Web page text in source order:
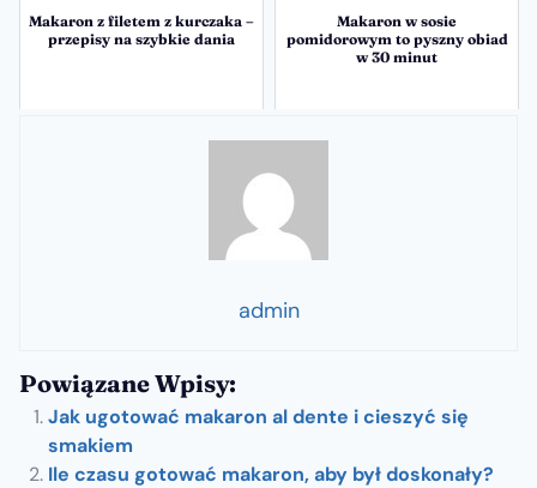
Makaron z filetem z kurczaka –
przepisy na szybkie dania
Makaron w sosie
pomidorowym to pyszny obiad
w 30 minut
admin
Powiązane Wpisy:
Jak ugotować makaron al dente i cieszyć się
smakiem
Ile czasu gotować makaron, aby był doskonały?